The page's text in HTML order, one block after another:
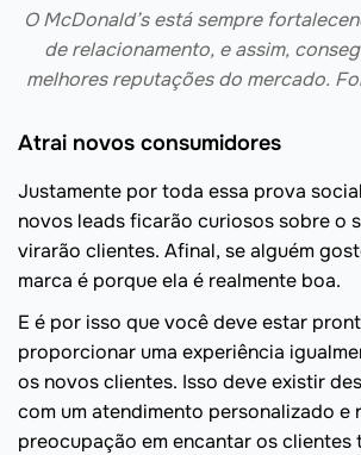
O McDonald’s está sempre
de relacionamento, e assim,
melhores reputações do mercado.
Atrai novos consumidores
Justamente por toda essa prova
novos leads ficarão curiosos sobre o
virarão clientes. Afinal, se alguém
marca é porque ela é realmente boa.
E é por isso que você deve estar
proporcionar uma experiência
os novos clientes. Isso deve existir
com um atendimento personalizado e
preocupação em encantar os clientes